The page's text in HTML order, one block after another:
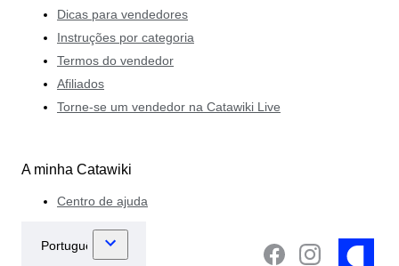
Dicas para vendedores
Instruções por categoria
Termos do vendedor
Afiliados
Torne-se um vendedor na Catawiki Live
A minha Catawiki
Centro de ajuda